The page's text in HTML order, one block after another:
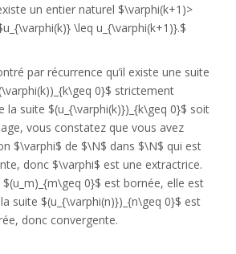
un entier naturel $\varphi(k+1)>
\leq u_{\varphi(k+1)}.$
par récurrence qu’il existe une suite
0}$ strictement
la suite $(u_{\varphi(k)})_{k\geq 0}$ soit
vous constatez que vous avez
$\varphi$ de $\N$ dans $\N$ qui est
donc $\varphi$ est une extractrice.
0}$ est bornée, elle est
suite $(u_{\varphi(n)})_{n\geq 0}$ est
donc convergente.